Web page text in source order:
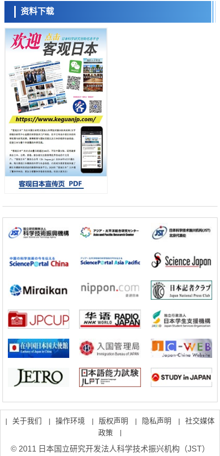
千叶大学鉴定出导致难治性疾病“肺高血压症”恶化的蛋白质“MYL9/12”，
会引发血管结构恶化
科学研究
京都大学高效生成光的构成单元“光子”，可应用于量子计算机
科学研究
用数理模型诠释慢性荨麻疹的发病机理，借助数学的力量实现个体化最
佳治疗
科学研究
【JST事业成果】发现室温下工作的交替磁体
科学研究
夜景也能清晰呈现在纸上——日本“铁路摄影迷”教授研发新技术
科学研究
【JST事业成果】开发低成本与低功耗的新型AI处理器
政策
日本科研费增设国际共同研究强化新类别，促进青年研究人员赴海外开
展研究
经济・社会
东京大学通过叶绿体基因组编辑技术强化碳固定酶，成功提高光合作用
能力与生产力
科学研究
该基因的必要性因菌株而异
经济・社会
科学研究
【JST事业成果】开发低成本与低功耗的新型AI处理器
政策
日本科研费增设国际共同研究强化新类别，促进青年研究人员赴海外开
经济・社会
铁道综研新任理事长芦谷公稔：依托超导和防灾等核心优势服务社会
科学研究
东京大学通过叶绿体基因组编辑技术强化碳固定酶，成功提高光合作用
能力与生产力
该基因的必要性因菌株而异
日本科学未来馆 科学交
流员
小岩井忠道 泷川 进
资料下载
| 关于我们 | 操作环境 | 版权声明 | 隐私声明 | 社交媒体
政策 |
© 2011 日本国立研究开发法人科学技术振兴机构（JST）